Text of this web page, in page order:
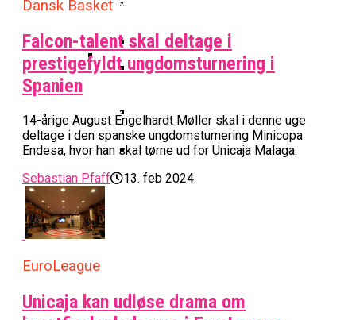
Cup Med Smalt Nederlag
Champions League
Misser Champions League-
Gruppespil
Danske Tobias Jensen Fik
Portland Trail Blazers
Danske Tobias Jensen Skal Møde
Basketball-OL 2024: Se
Grupperne Og Sæt Krydser I Din
Kalender
Medie: Lebron James Vil Stå I
Fremgang For 12. År I Træk
Dansk Basket
Falcon-talent skal deltage i
prestigefyldt ungdomsturnering i
Spanien
14-årige August Engelhardt Møller skal i denne uge
deltage i den spanske ungdomsturnering Minicopa
Endesa, hvor han skal tørne ud for Unicaja Malaga.
Sebastian Pfaff
13. feb 2024
EuroLeague
Unicaja kan udløse drama om